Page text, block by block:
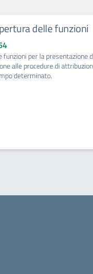
delle funzioni
funzioni per la presentazione
alle procedure di
determinato.